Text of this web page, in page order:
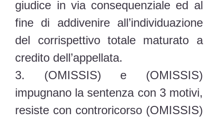
giudice in via consequenziale ed al
fine di addivenire all’individuazione
del corrispettivo totale maturato a
credito dell’appellata.
3. (OMISSIS) e (OMISSIS)
impugnano la sentenza con 3 motivi,
resiste con controricorso (OMISSIS)